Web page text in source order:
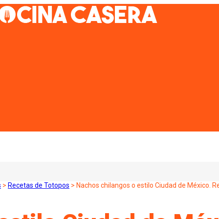
> Recetas de Totopos > Nachos chilangos o estilo Ciudad de México.